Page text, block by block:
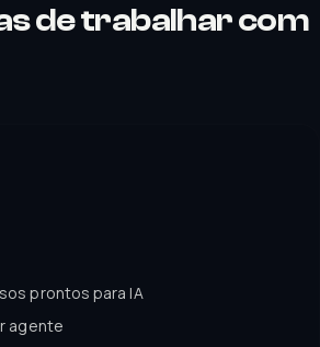
de trabalhar com
prontos para IA
agente